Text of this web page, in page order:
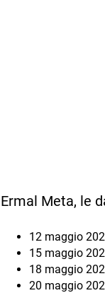
Ermal Meta, le
12 maggio
15 maggio
18 maggio
20 maggio